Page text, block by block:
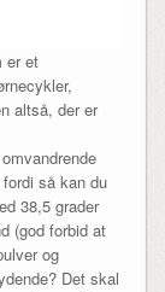
er et
altså, der er
så kan du
38,5 grader
(god forbid at
og
Det skal